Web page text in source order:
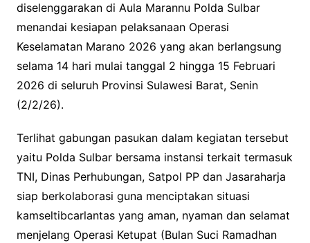
diselenggarakan di Aula Marannu Polda Sulbar
menandai kesiapan pelaksanaan Operasi
Keselamatan Marano 2026 yang akan berlangsung
selama 14 hari mulai tanggal 2 hingga 15 Februari
2026 di seluruh Provinsi Sulawesi Barat, Senin
(2/2/26).
Terlihat gabungan pasukan dalam kegiatan tersebut
yaitu Polda Sulbar bersama instansi terkait termasuk
TNI, Dinas Perhubungan, Satpol PP dan Jasaraharja
siap berkolaborasi guna menciptakan situasi
kamseltibcarlantas yang aman, nyaman dan selamat
menjelang Operasi Ketupat (Bulan Suci Ramadhan